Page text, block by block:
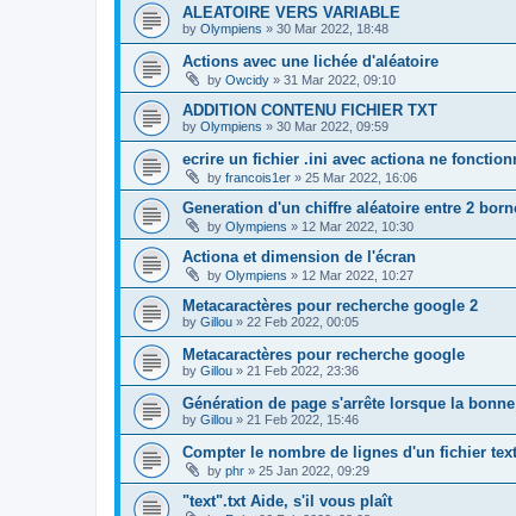
ALEATOIRE VERS VARIABLE
by Olympiens » 30 Mar 2022, 18:48
Actions avec une lichée d'aléatoire
by Owcidy » 31 Mar 2022, 09:10
ADDITION CONTENU FICHIER TXT
by Olympiens » 30 Mar 2022, 09:59
ecrire un fichier .ini avec actiona ne
by francois1er » 25 Mar 2022, 16:06
Generation d'un chiffre aléatoire entre 2
by Olympiens » 12 Mar 2022, 10:30
Actiona et dimension de l'écran
by Olympiens » 12 Mar 2022, 10:27
Metacaractères pour recherche google 2
by Gillou » 22 Feb 2022, 00:05
Metacaractères pour recherche google
by Gillou » 21 Feb 2022, 23:36
Génération de page s'arrête lorsque la
by Gillou » 21 Feb 2022, 15:46
Compter le nombre de lignes d'un fichier
by phr » 25 Jan 2022, 09:29
"text".txt Aide, s'il vous plaît